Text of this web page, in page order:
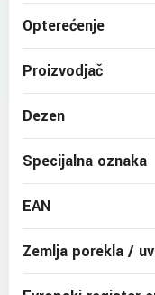
Opterećenje
Proizvodjač
Dezen
Specijalna oznaka
EAN
Zemlja porekla /